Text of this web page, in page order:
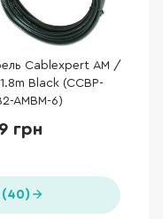
Cablexpert AM /
Black (CCBP-
AMBM-6)
грн
(40)